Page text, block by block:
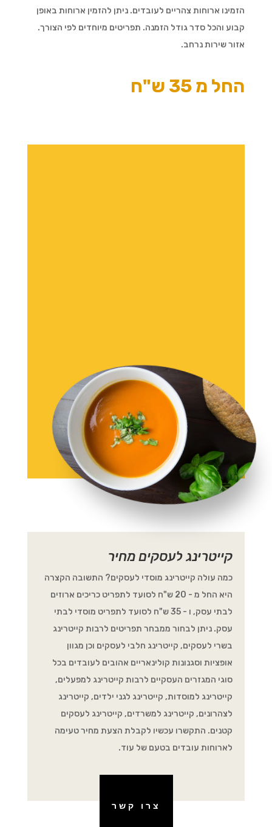
הזמינו ארוחות צהריים לעובדים. ניתן להזמין ארוחות באופן
קבוע והכל סדר גודל הזמנה. תפריטים מיוחדים לפי הצורך.
אזור שירות נרחב.
החל מ 35 ש"ח
קייטרינג לעסקים מחיר
כמה עולה קייטרינג מוסדי לעסקים? התשובה הקצרה
היא החל מ - 20 ש"ח לסועד לתפריט כריכים ארוזים
לבתי עסק, ו - 35 ש"ח לסועד לתפריט מוסדי לבתי
עסק. ניתן לבחור ממבחר תפריטים לרבות קייטרינג
בשרי לעסקים, קייטרינג חלבי לעסקים וכן מגוון
אופציות וסגנונות קולינאריים אהובים לעובדים בכל
סוגי המגזרים העסקיים לרבות קייטרינג למפעלים,
קייטרינג למוסדות, קייטרינג לגני ילדים, קייטרינג
לצהרונים, קייטרינג למשרדים, קייטרינג לעסקים
קטנים. התקשרו עכשיו לקבלת הצעת מחיר טעימה
לארוחות עובדים בטעם של עוד.
צרו קשר